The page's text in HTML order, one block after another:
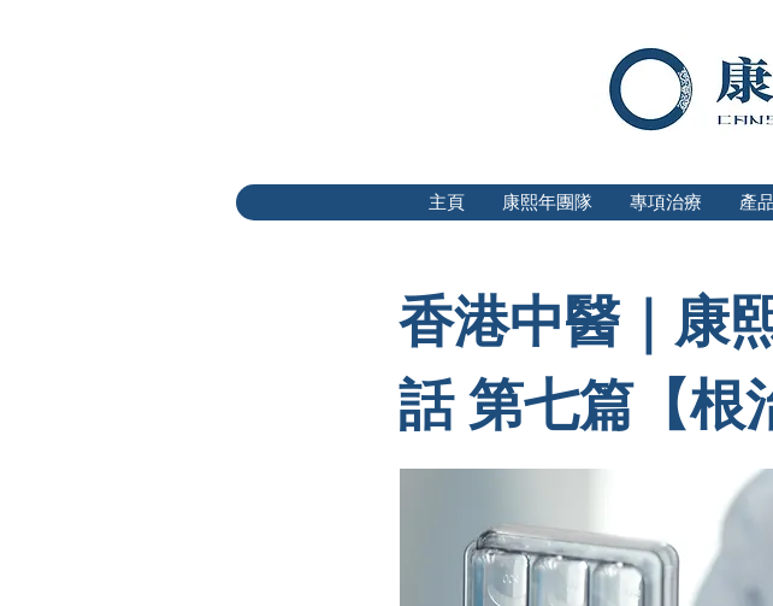
主頁 康熙年團隊 專項治療 產品
香港中醫｜康
話 第七篇【根